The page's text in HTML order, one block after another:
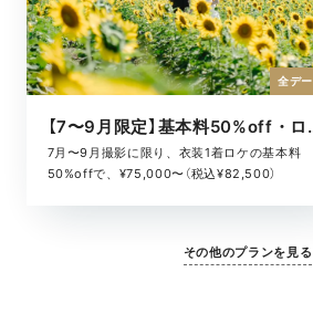
【7〜9月限
7月〜9月撮影に限り、衣装1着ロケの基本料
50%offで、¥75,000〜（税込¥82,500）
全デ
その他のプランを見る